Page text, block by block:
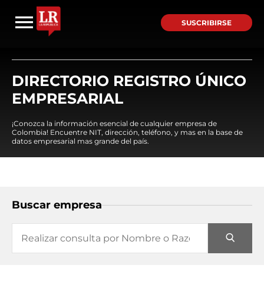
SUSCRIBIRSE
DIRECTORIO REGISTRO ÚNICO
EMPRESARIAL
¡Conozca la información esencial de cualquier empresa de
Colombia! Encuentre NIT, dirección, teléfono, y mas en la base de
datos empresarial mas grande del país.
Buscar empresa